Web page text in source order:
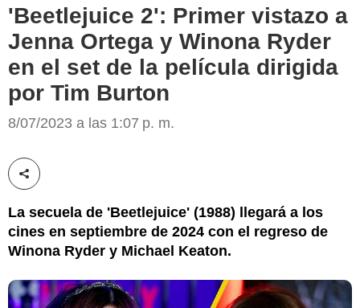
'Beetlejuice 2': Primer vistazo a
Jenna Ortega y Winona Ryder
en el set de la película dirigida
por Tim Burton
8/07/2023 a las 1:07 p. m.
Compartir esta noticia
La secuela de 'Beetlejuice' (1988) llegará a los
cines en septiembre de 2024 con el regreso de
Winona Ryder y Michael Keaton.
'Beetlejuice 2'